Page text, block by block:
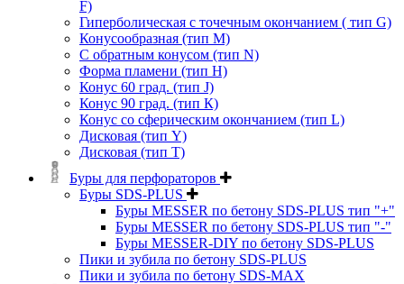
F)
Гиперболическая с точечным окончанием ( тип G)
Конусообразная (тип М)
C обратным конусом (тип N)
Форма пламени (тип H)
Конус 60 град. (тип J)
Конус 90 град. (тип К)
Конус со сферическим окончанием (тип L)
Дисковая (тип Y)
Дисковая (тип Т)
Буры для перфораторов
Буры SDS-PLUS
Буры MESSER по бетону SDS-PLUS тип "+"
Буры MESSER по бетону SDS-PLUS тип "-"
Буры MESSER-DIY по бетону SDS-PLUS
Пики и зубила по бетону SDS-PLUS
Пики и зубила по бетону SDS-MAX